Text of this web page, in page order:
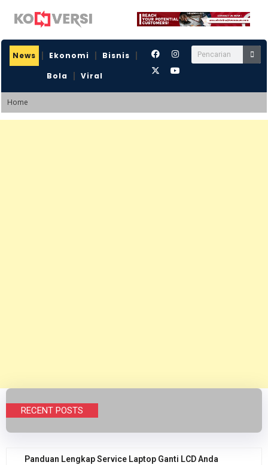
News Ekonomi
Bisnis
Bola
Viral
Home
RECENT POSTS
Panduan Lengkap Service Laptop Ganti LCD Anda